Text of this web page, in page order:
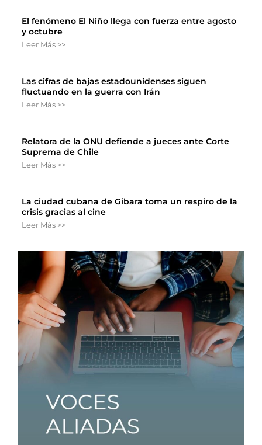
El fenómeno El Niño llega con fuerza entre agosto
y octubre
Leer Más >>
Las cifras de bajas estadounidenses siguen
fluctuando en la guerra con Irán
Leer Más >>
Relatora de la ONU defiende a jueces ante Corte
Suprema de Chile
Leer Más >>
La ciudad cubana de Gibara toma un respiro de la
crisis gracias al cine
Leer Más >>